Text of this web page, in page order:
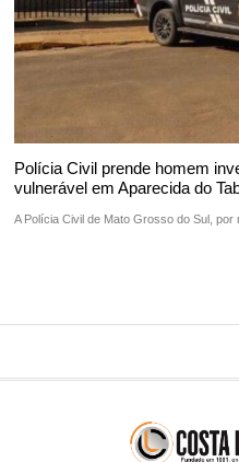
Polícia Civil prende homem
vulnerável em Aparecida do
A Polícia Civil de Mato Grosso do Sul,